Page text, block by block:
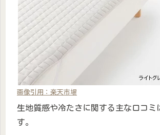
画像引用：楽天市場
生地質感や冷たさに関する主な口コミ
す。